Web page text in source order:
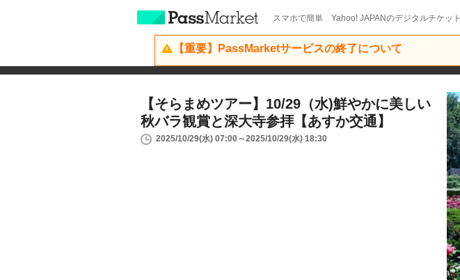
スマホで簡単 Yahoo! JAPANのデジタルチケット
【重要】PassMarketサービスの終了について
【そらまめツアー】10/29（水)鮮やかに美しい
秋バラ観賞と深大寺参拝【あすか交通】
2025/10/29(水) 07:00～2025/10/29(水) 18:30